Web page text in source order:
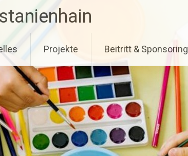
Projekte Beitritt & Sponsoring